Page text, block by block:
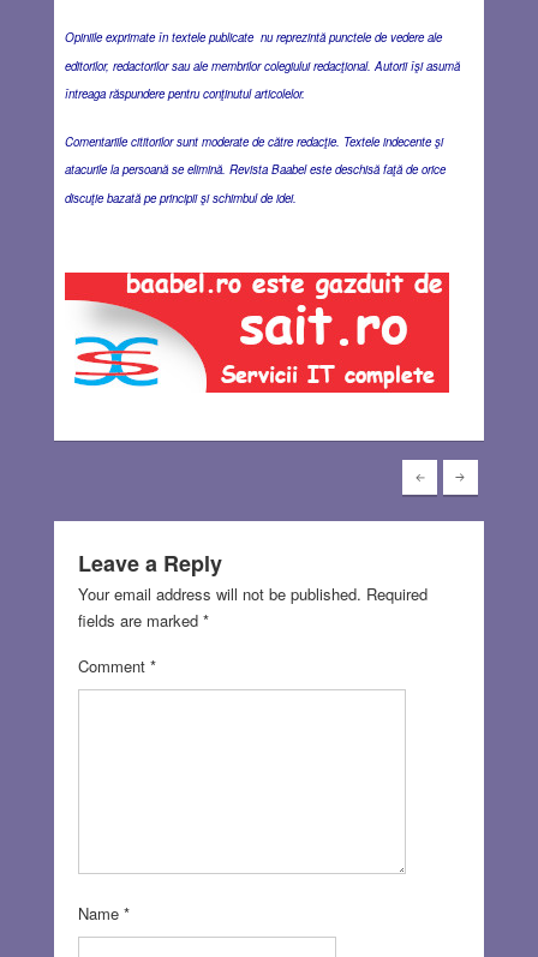
Opiniile exprimate în textele publicate nu reprezintă punctele de vedere ale
editorilor, redactorilor sau ale membrilor colegiului redacţional. Autorii îşi asumă
întreaga răspundere pentru conţinutul articolelor.
Comentariile cititorilor sunt moderate de către redacţie. Textele indecente şi
atacurile la persoană se elimină. Revista Baabel este deschisă faţă de orice
discuţie bazată pe principii şi schimbul de idei.
Leave a Reply
Your email address will not be published. Required
fields are marked *
Comment *
Name *